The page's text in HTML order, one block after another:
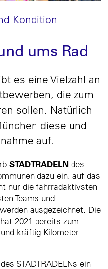
Kondition
ums Rad
es eine Vielzahl an
die zum
sollen. Natürlich
diese und
auf.
STADTRADELN des
dazu ein, auf das
nur die fahrradaktivsten
Teams und
ausgezeichnet. Die
2021 bereits zum
kräftig Kilometer
STADTRADELNs ein